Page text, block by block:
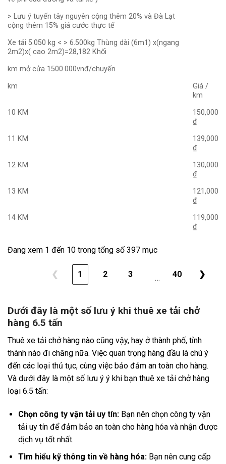
> Lưu ý tuyến tây nguyên cộng thêm 20% và Đà Lạt
cộng thêm 15% giá cước thực tế
Xe tải 5.050 kg < > 6.500kg Thùng dài (6m1) x(ngang
2m2)x( cao 2m2)=28,182 Khối
km mở cửa 1500.000vnđ/chuyến
km
Giá /
km
10 KM
150,000
₫
11 KM
139,000
₫
12 KM
130,000
₫
13 KM
121,000
₫
14 KM
119,000
₫
Đang xem 1 đến 10 trong tổng số 397 mục
❮ 1 2 3 … 40 ❯
Dưới đây là một số lưu ý khi thuê xe tải chở
hàng 6.5 tấn
Thuê xe tải chở hàng nào cũng vậy, hay ở thành phố, tỉnh
thành nào đi chăng nữa. Việc quan trọng hàng đầu là chú ý
đến các loại thủ tục, cùng việc bảo đảm an toàn cho hàng.
Và dưới đây là một số lưu ý ý khi bạn thuê xe tải chở hàng
loại 6.5 tấn:
Chọn công ty vận tải uy tín: Bạn nên chọn công ty vận
tải uy tín để đảm bảo an toàn cho hàng hóa và nhận được
dịch vụ tốt nhất.
Tìm hiểu kỹ thông tin về hàng hóa:Bạn nên cung cấp